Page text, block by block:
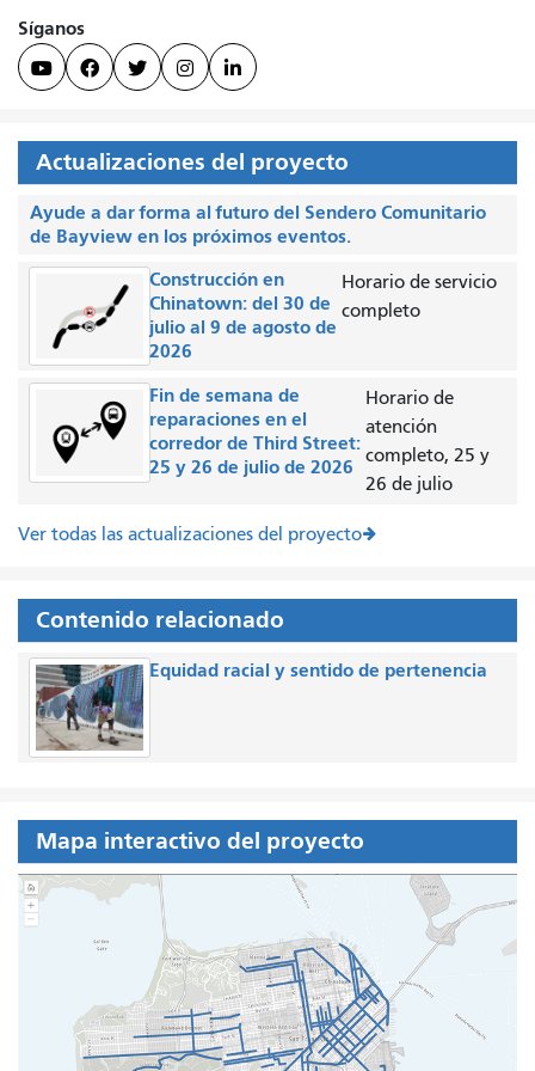
Síganos
    
Actualizaciones del proyecto
Ayude a dar forma al futuro del Sendero Comunitario
de Bayview en los próximos eventos.
Construcción en
Chinatown: del 30 de
julio al 9 de agosto de
2026
Horario de servicio
completo
Fin de semana de
reparaciones en el
corredor de Third Street:
25 y 26 de julio de 2026
Horario de
atención
completo, 25 y
26 de julio
Ver todas las actualizaciones del proyecto
Contenido relacionado
Equidad racial y sentido de pertenencia
Mapa interactivo del proyecto